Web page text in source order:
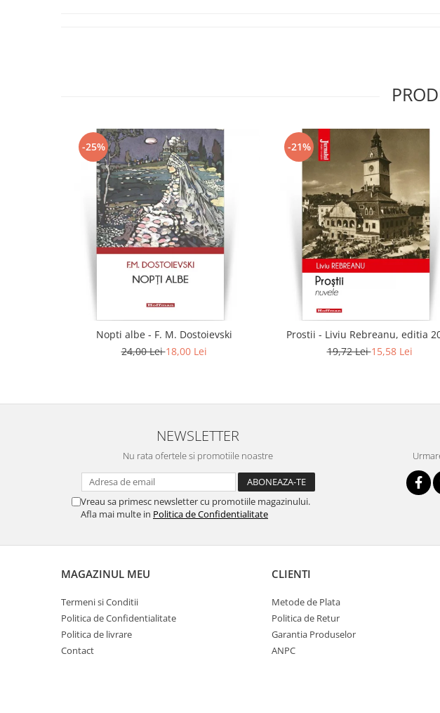
-25%
Nopti albe - F. M. Dostoievski
24,00 Lei18,00 Lei
-21%
Prostii - Liviu Rebreanu, editia
19,72 Lei15,58 Lei
NEWSLETTER
Nu rata ofertele si promotiile noastre
Vreau sa primesc newsletter cu promotiile magazinului.
Afla mai multe in Politica de Confidentialitate
MAGAZINUL MEU
Termeni si Conditii
Politica de Confidentialitate
Politica de livrare
Contact
CLIENTI
Metode de Plata
Politica de Retur
Garantia Produselor
ANPC